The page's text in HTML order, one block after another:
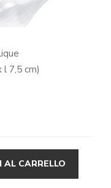
l 7,5 cm)
AL CARRELLO